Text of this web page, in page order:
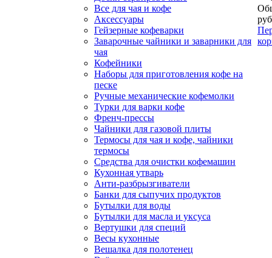
Все для чая и кофе
Аксессуары
Гейзерные кофеварки
Заварочные чайники и заварники для
чая
Кофейники
Наборы для приготовления кофе на
песке
Ручные механические кофемолки
Турки для варки кофе
Френч-прессы
Чайники для газовой плиты
Термосы для чая и кофе, чайники
термосы
Средства для очистки кофемашин
Кухонная утварь
Анти-разбрызгиватели
Банки для сыпучих продуктов
Бутылки для воды
Бутылки для масла и уксуса
Вертушки для специй
Весы кухонные
Вешалка для полотенец